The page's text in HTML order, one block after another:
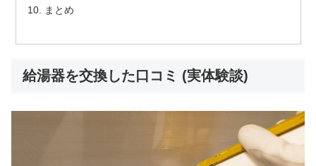
まとめ
給湯器を交換した口コミ (実体験談)